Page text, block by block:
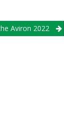
Aviron 2022